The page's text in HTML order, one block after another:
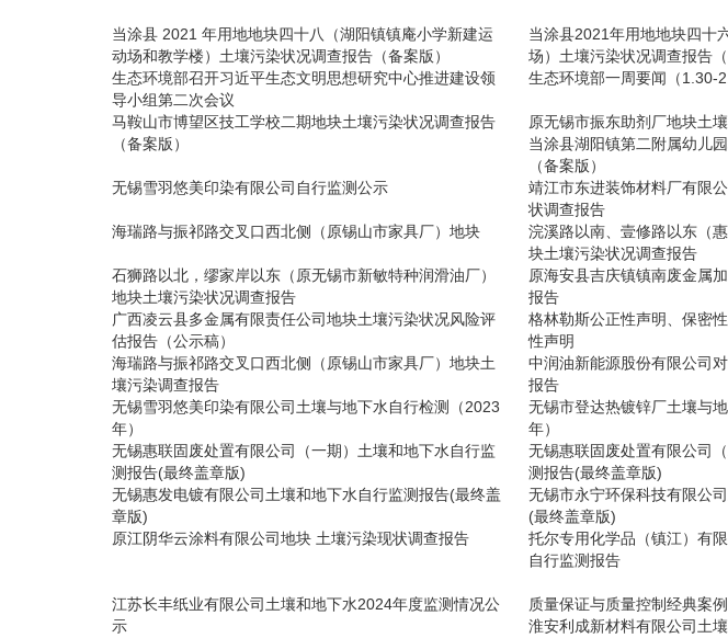
当涂县 2021 年用地地块四十八（湖阳镇镇庵小学新建运
动场和教学楼）土壤污染状况调查报告（备案版）
当涂县2021年用地地块四十
场）土壤污染状况调查报告（
生态环境部召开习近平生态文明思想研究中心推进建设领
导小组第二次会议
生态环境部一周要闻（1.30-
马鞍山市博望区技工学校二期地块土壤污染状况调查报告
（备案版）
原无锡市振东助剂厂地块土
当涂县湖阳镇第二附属幼儿
（备案版）
无锡雪羽悠美印染有限公司自行监测公示
靖江市东进装饰材料厂有限
状调查报告
海瑞路与振祁路交叉口西北侧（原锡山市家具厂）地块
浣溪路以南、壹修路以东（
块土壤污染状况调查报告
石狮路以北，缪家岸以东（原无锡市新敏特种润滑油厂）
地块土壤污染状况调查报告
原海安县吉庆镇镇南废金属
报告
广西凌云县多金属有限责任公司地块土壤污染状况风险评
估报告（公示稿）
格林勒斯公正性声明、保密
性声明
海瑞路与振祁路交叉口西北侧（原锡山市家具厂）地块土
壤污染调查报告
中润油新能源股份有限公司
报告
无锡雪羽悠美印染有限公司土壤与地下水自行检测（2023
年）
无锡市登达热镀锌厂土壤与
年）
无锡惠联固废处置有限公司（一期）土壤和地下水自行监
测报告(最终盖章版)
无锡惠联固废处置有限公司
测报告(最终盖章版)
无锡惠发电镀有限公司土壤和地下水自行监测报告(最终盖
章版)
无锡市永宁环保科技有限公
(最终盖章版)
原江阴华云涂料有限公司地块 土壤污染现状调查报告
托尔专用化学品（镇江）有
自行监测报告
江苏长丰纸业有限公司土壤和地下水2024年度监测情况公
示
质量保证与质量控制经典案例
淮安利成新材料有限公司土